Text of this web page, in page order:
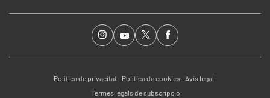
Política de privacitat Política de cookies
Avís legal
Termes legals de subscripció